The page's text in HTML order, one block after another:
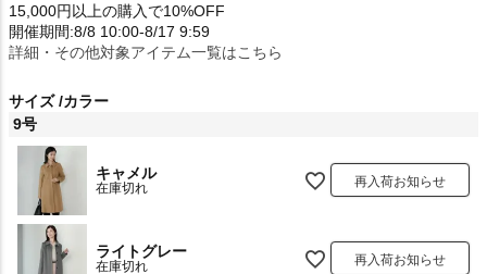
15,000円以上の購入で10%OFF
開催期間:8/8 10:00-8/17 9:59
詳細・その他対象アイテム一覧はこちら
サイズ カラー
9号
キャメル
在庫切れ 再入荷お知らせ
ライトグレー
在庫切れ 再入荷お知らせ